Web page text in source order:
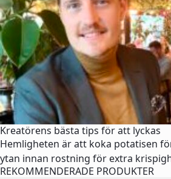
Kreatörens bästa tips för att lyckas
Hemligheten är att koka potatisen
ytan innan rostning för extra
REKOMMENDERADE PRODUKTER